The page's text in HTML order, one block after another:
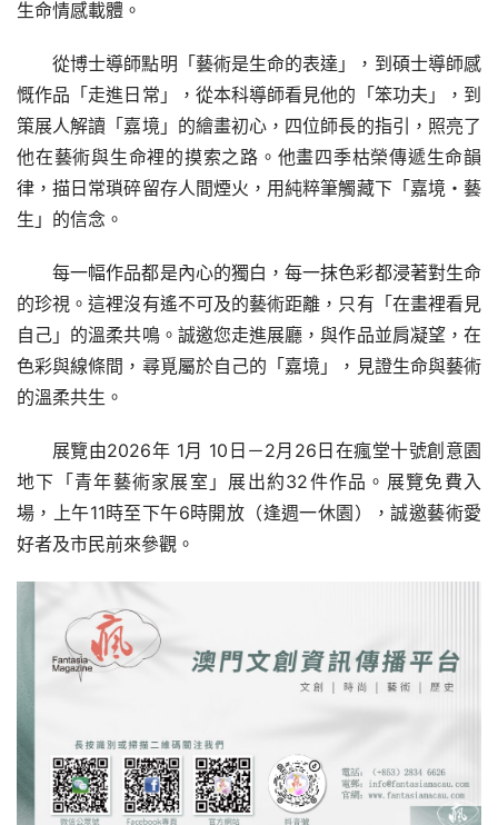
生命情感載體。
從博士導師點明「藝術是生命的表達」，到碩士導師感
慨作品「走進日常」，從本科導師看見他的「笨功夫」，到
策展人解讀「嘉境」的繪畫初心，四位師長的指引，照亮了
他在藝術與生命裡的摸索之路。他畫四季枯榮傳遞生命韻
律，描日常瑣碎留存人間煙火，用純粹筆觸藏下「嘉境・藝
生」的信念。
每一幅作品都是內心的獨白，每一抹色彩都浸著對生命
的珍視。這裡沒有遙不可及的藝術距離，只有「在畫裡看見
自己」的溫柔共鳴。誠邀您走進展廳，與作品並肩凝望，在
色彩與線條間，尋覓屬於自己的「嘉境」，見證生命與藝術
的溫柔共生。
展覽由2026年 1月 10日－2月26日在瘋堂十號創意園
地下「青年藝術家展室」展出約32件作品。展覽免費入
場，上午11時至下午6時開放（逢週一休園），誠邀藝術愛
好者及市民前來參觀。